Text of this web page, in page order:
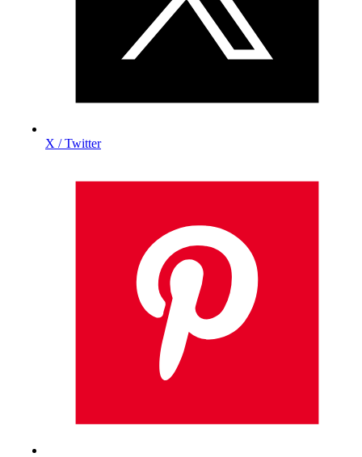
X / Twitter